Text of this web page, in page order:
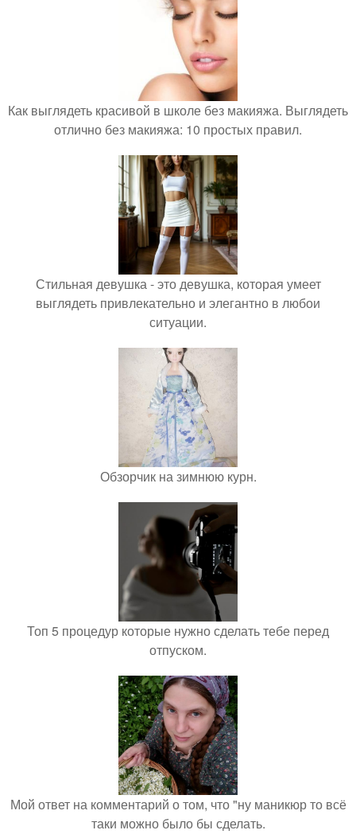
Как выглядеть красивой в школе без макияжа. Выглядеть
отлично без макияжа: 10 простых правил.
Стильная девушка - это девушка, которая умеет
выглядеть привлекательно и элегантно в любои
ситуации.
Обзорчик на зимнюю курн.
Топ 5 процедур которые нужно сделать тебе перед
отпуском.
Мой ответ на комментарий о том, что "ну маникюр то всё
таки можно было бы сделать.